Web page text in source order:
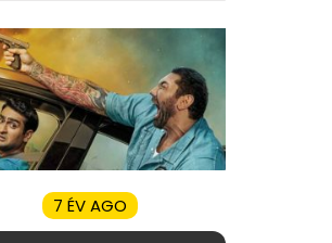
7 ÉV AGO